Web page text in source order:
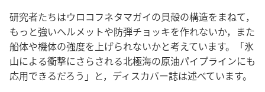
研究者たちはウロコフネタマガイの貝殻の構造をまねて，
もっと強いヘルメットや防弾チョッキを作れないか，また
船体や機体の強度を上げられないかと考えています。「氷
山による衝撃にさらされる北極海の原油パイプラインにも
応用できるだろう」と，ディスカバー誌は述べています。